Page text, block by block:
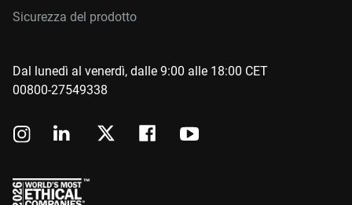
Sicurezza del prodotto
Dal lunedì al venerdì, dalle 9:00 alle 18:00 CET
00800-27549338